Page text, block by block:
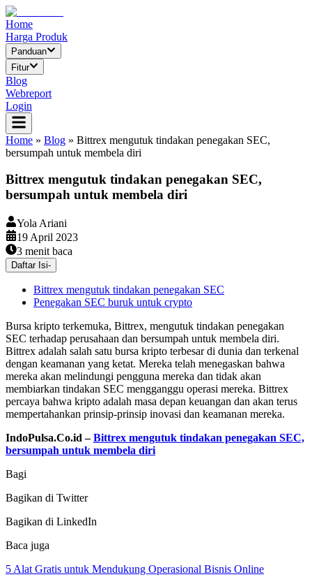
Home
Harga Produk
Panduan
Fitur
Blog
Webreport
Login
Home » Blog » Bittrex mengutuk tindakan penegakan SEC,
bersumpah untuk membela diri
Bittrex mengutuk tindakan penegakan SEC,
bersumpah untuk membela diri
Yola Ariani
19 April 2023
3 menit baca
Daftar Isi-
Bittrex mengutuk tindakan penegakan SEC
Penegakan SEC buruk untuk crypto
Bursa kripto terkemuka, Bittrex, mengutuk tindakan penegakan
SEC terhadap perusahaan dan bersumpah untuk membela diri.
Bittrex adalah salah satu bursa kripto terbesar di dunia dan terkenal
dengan keamanan yang ketat. Mereka telah menegaskan bahwa
mereka akan melindungi pengguna mereka dan tidak akan
membiarkan tindakan SEC mengganggu operasi mereka. Bittrex
percaya bahwa kripto adalah masa depan keuangan dan akan terus
mempertahankan prinsip-prinsip inovasi dan keamanan mereka.
IndoPulsa.Co.id –Bittrex mengutuk tindakan penegakan SEC,
bersumpah untuk membela diri
Bagi
Bagikan di Twitter
Bagikan di LinkedIn
Baca juga
5 Alat Gratis untuk Mendukung Operasional Bisnis Online